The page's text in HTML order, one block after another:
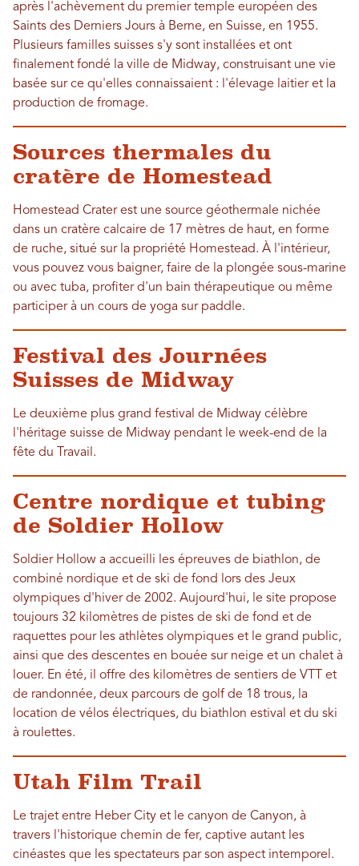
après l'achèvement du premier temple européen des
Saints des Derniers Jours à Berne, en Suisse, en 1955.
Plusieurs familles suisses s'y sont installées et ont
finalement fondé la ville de Midway, construisant une vie
basée sur ce qu'elles connaissaient : l'élevage laitier et la
production de fromage.
Sources thermales du
cratère de Homestead
Homestead Crater est une source géothermale nichée
dans un cratère calcaire de 17 mètres de haut, en forme
de ruche, situé sur la propriété Homestead. À l'intérieur,
vous pouvez vous baigner, faire de la plongée sous-marine
ou avec tuba, profiter d'un bain thérapeutique ou même
participer à un cours de yoga sur paddle.
Festival des Journées
Suisses de Midway
Le deuxième plus grand festival de Midway célèbre
l'héritage suisse de Midway pendant le week-end de la
fête du Travail.
Centre nordique et tubing
de Soldier Hollow
Soldier Hollow a accueilli les épreuves de biathlon, de
combiné nordique et de ski de fond lors des Jeux
olympiques d'hiver de 2002. Aujourd'hui, le site propose
toujours 32 kilomètres de pistes de ski de fond et de
raquettes pour les athlètes olympiques et le grand public,
ainsi que des descentes en bouée sur neige et un chalet à
louer. En été, il offre des kilomètres de sentiers de VTT et
de randonnée, deux parcours de golf de 18 trous, la
location de vélos électriques, du biathlon estival et du ski
à roulettes.
Utah Film Trail
Le trajet entre Heber City et le canyon de Canyon, à
travers l'historique chemin de fer, captive autant les
cinéastes que les spectateurs par son aspect intemporel.